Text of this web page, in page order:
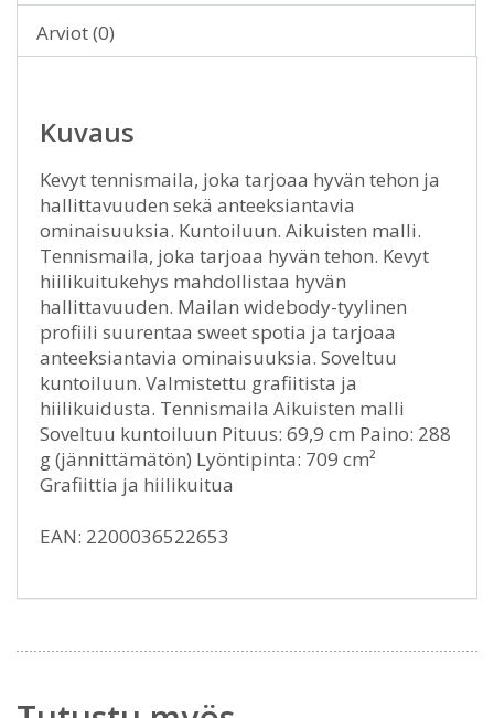
Arviot (0)
Kuvaus
Kevyt tennismaila, joka tarjoaa hyvän tehon ja
hallittavuuden sekä anteeksiantavia
ominaisuuksia. Kuntoiluun. Aikuisten malli.
Tennismaila, joka tarjoaa hyvän tehon. Kevyt
hiilikuitukehys mahdollistaa hyvän
hallittavuuden. Mailan widebody-tyylinen
profiili suurentaa sweet spotia ja tarjoaa
anteeksiantavia ominaisuuksia. Soveltuu
kuntoiluun. Valmistettu grafiitista ja
hiilikuidusta. Tennismaila Aikuisten malli
Soveltuu kuntoiluun Pituus: 69,9 cm Paino: 288
g (jännittämätön) Lyöntipinta: 709 cm²
Grafiittia ja hiilikuitua
EAN: 2200036522653